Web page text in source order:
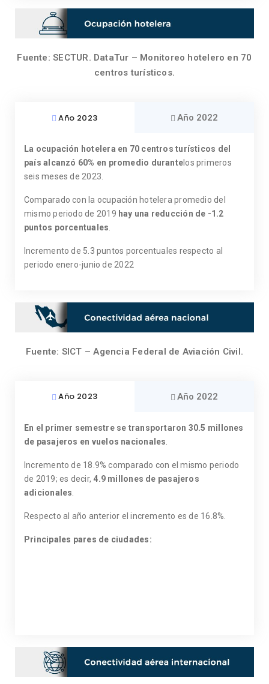
Fuente: SECTUR. DataTur – Monitoreo hotelero en 70
centros turísticos.
Año 2023 Año 2022
La ocupación hotelera en 70 centros turísticos del
país alcanzó 60% en promedio durante los primeros
seis meses de 2023.
Comparado con la ocupación hotelera promedio del
mismo periodo de 2019 hay una reducción de -1.2
puntos porcentuales
Incremento de 5.3 puntos porcentuales respecto al
periodo enero-junio de 2022
Fuente: SICT – Agencia Federal de Aviación Civil.
Año 2023 Año 2022
En el primer semestre se transportaron 30.5 millones
de pasajeros en vuelos nacionales
Incremento de 18.9% comparado con el mismo periodo
de 2019; es decir, 4.9 millones de pasajeros
adicionales
Respecto al año anterior el incremento es de 16.8%.
Principales pares de ciudades: